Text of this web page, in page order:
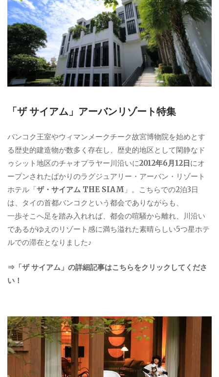
ー
「ザ サイアム」アーバンリゾート特集
バンコク王室やウィマンメークチーク故宮博物院を始めとす
る歴史的建造物が数多く存在し、歴史的地区として閑静なド
ゥシット地区のチャオプラヤー川沿いに2012年6月12日にオ
ープンされたばかりのラグジュアリー・アーバン・リゾート
ホテル「ザ・サイアム THE SIAM 」。こちらでの2泊3日
は、タイの首都バンコクという都会でありながらも、
一歩そこへ足を踏み入れれば、都会の喧騒から離れ、川沿い
であるがゆえのリゾート感に満ち溢れた素晴らしい5つ星ホテ
ルでの滞在となりました♪
⇒「ザ サイアム」の詳細記事はこちらをクリックしてくださ
い！